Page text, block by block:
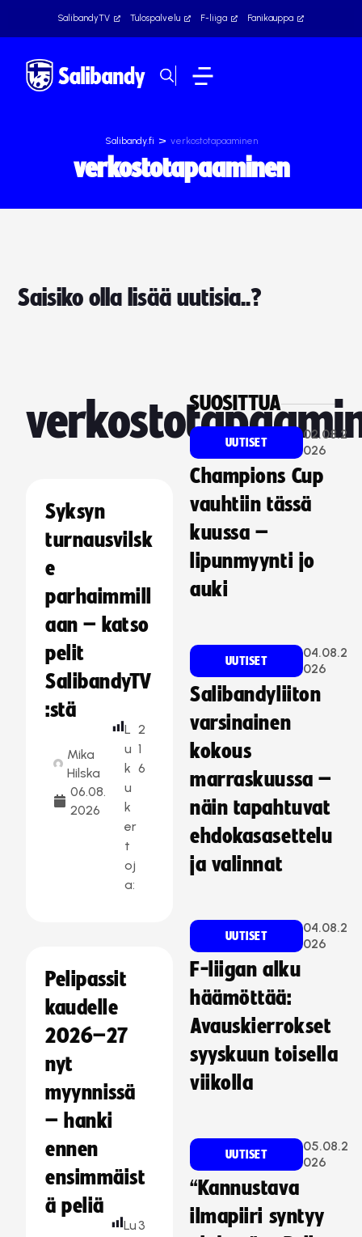
SalibandyTV Tulospalvelu F-liiga Fanikauppa
Salibandy.fi > verkostotapaaminen
verkostotapaaminen
Saisiko olla lisää uutisia..?
Syksyn
turnausvilsk
e
parhaimmill
aan – katso
pelit
SalibandyTV
:stä
Mika
Hilska
06.08.
2026
L
u
k
u
k
er
t
oj
a:
2
1
6
Pelipassit
kaudelle
2026–27
nyt
myynnissä
– hanki
ennen
ensimmäist
ä peliä
Lu 3
SUOSITTUA
UUTISET
02.08.2
026
Champions Cup
vauhtiin tässä
kuussa –
lipunmyynti jo
auki
UUTISET
04.08.2
026
Salibandyliiton
varsinainen
kokous
marraskuussa –
näin tapahtuvat
ehdokasasettelu
ja valinnat
UUTISET
04.08.2
026
F-liigan alku
häämöttää:
Avauskierrokset
syyskuun toisella
viikolla
UUTISET
05.08.2
026
“Kannustava
ilmapiiri syntyy